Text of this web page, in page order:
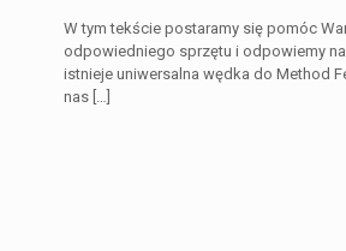
W tym tekście postaramy się pomóc
odpowiedniego sprzętu i odpowiemy
istnieje uniwersalna wędka do Method
nas